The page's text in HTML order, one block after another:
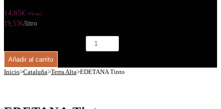
14,65€ IVA incl.
19,53€/litro
Añadir al carrito
Inicio>Cataluña>Terra Alta>EDETANA Tinto